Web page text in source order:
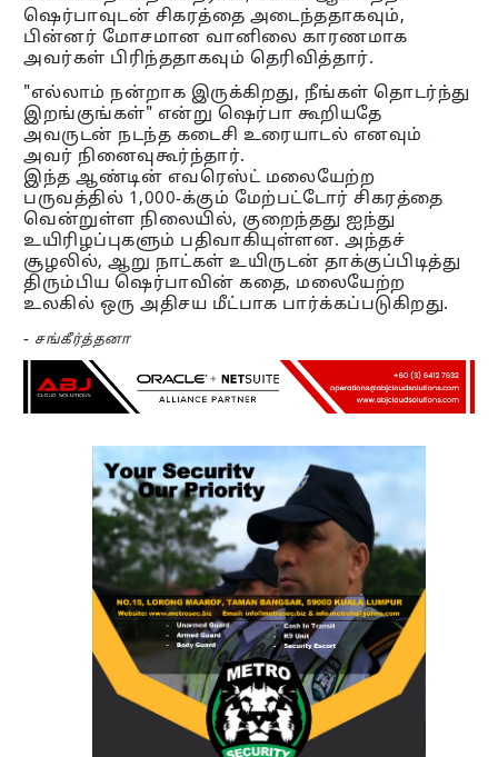
ஷெர்பாவுடன் சிகரத்தை அடைந்ததாகவும்,
பின்னர் மோசமான வானிலை காரணமாக
அவர்கள் பிரிந்ததாகவும் தெரிவித்தார்.
"எல்லாம் நன்றாக இருக்கிறது, நீங்கள் தொடர்ந்து
இறங்குங்கள்" என்று ஷெர்பா கூறியதே
அவருடன் நடந்த கடைசி உரையாடல் எனவும்
அவர் நினைவுகூர்ந்தார்.
இந்த ஆண்டின் எவரெஸ்ட் மலையேற்ற
பருவத்தில் 1,000-க்கும் மேற்பட்டோர் சிகரத்தை
வென்றுள்ள நிலையில், குறைந்தது ஐந்து
உயிரிழப்புகளும் பதிவாகியுள்ளன. அந்தச்
சூழலில், ஆறு நாட்கள் உயிருடன் தாக்குப்பிடித்து
திரும்பிய ஷெர்பாவின் கதை, மலையேற்ற
உலகில் ஒரு அதிசய மீட்பாக பார்க்கப்படுகிறது.
- சங்கீர்த்தனா